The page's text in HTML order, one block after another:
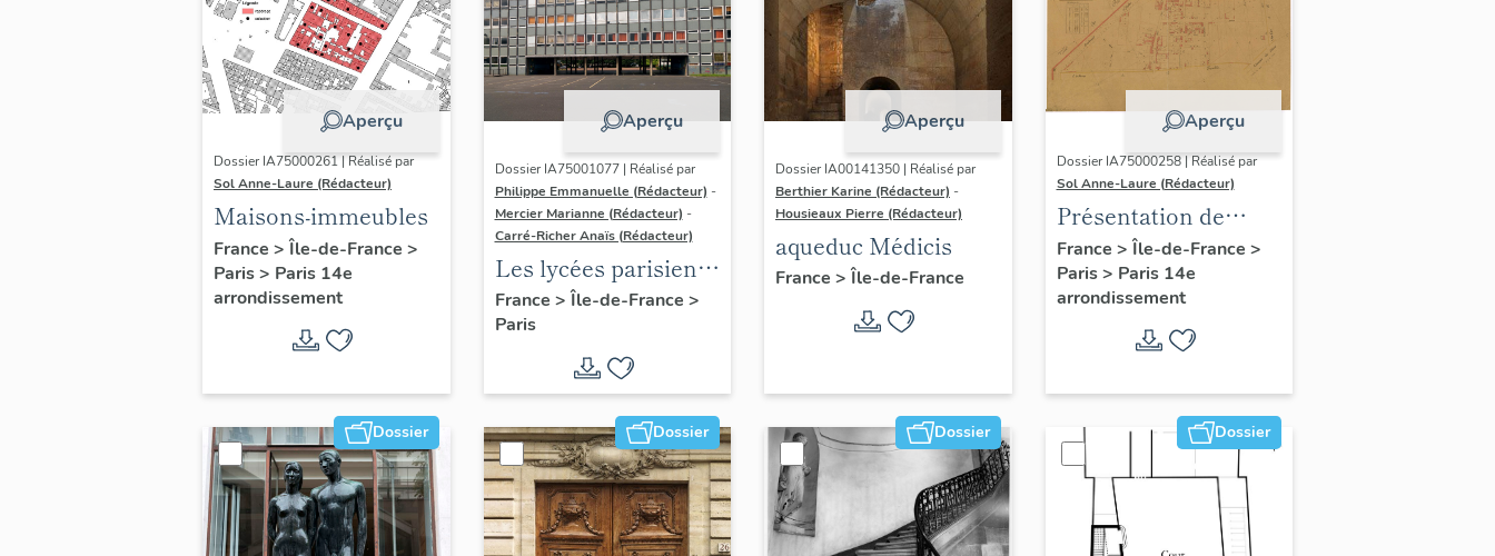
Aperçu
Dossier IA75000261 | Réalisé par
Sol Anne-Laure (Rédacteur)
Maisons-immeubles
France > Île-de-France >
Paris> Paris 14e
arrondissement
Aperçu
Dossier IA75001077 | Réalisé par
Philippe Emmanuelle (Rédacteur) -
Mercier Marianne (Rédacteur) -
Carré-Richer Anaïs (Rédacteur)
Les lycées parisiens
de Jean-Claude
Dondel et Roger
France > Île-de-France >
Paris
Aperçu
Dossier IA00141350 | Réalisé par
Berthier Karine (Rédacteur) -
Housieaux Pierre (Rédacteur)
aqueduc Médicis
France > Île-de-France
Aperçu
Dossier IA75000258 | Réalisé par
Sol Anne-Laure (Rédacteur)
Présentation de
l'étude du
patrimoine sur le
quartier du Petit-
Montrouge
France > Île-de-France >
Paris> Paris 14e
arrondissement
Dossier Dossier Dossier Dossier